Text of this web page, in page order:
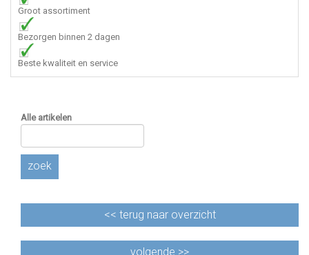
Groot assortiment
Bezorgen binnen 2 dagen
Beste kwaliteit en service
Alle artikelen
zoek
<< terug naar overzicht
volgende >>